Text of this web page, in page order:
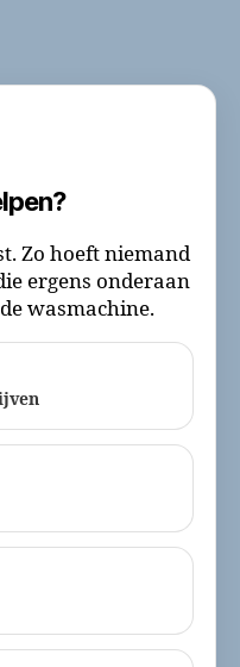
Zo hoeft niemand
ergens onderaan
wasmachine.